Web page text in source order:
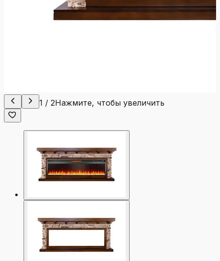
1 / 2Нажмите, чтобы увеличить